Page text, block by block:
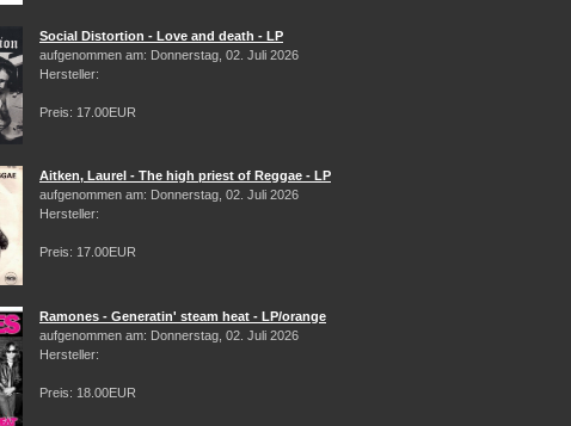
Social Distortion - Love and death - LP
aufgenommen am: Donnerstag, 02. Juli 2026
Hersteller:
Preis: 17.00EUR
Aitken, Laurel - The high priest of Reggae - LP
aufgenommen am: Donnerstag, 02. Juli 2026
Hersteller:
Preis: 17.00EUR
Ramones - Generatin' steam heat - LP/orange
aufgenommen am: Donnerstag, 02. Juli 2026
Hersteller:
Preis: 18.00EUR